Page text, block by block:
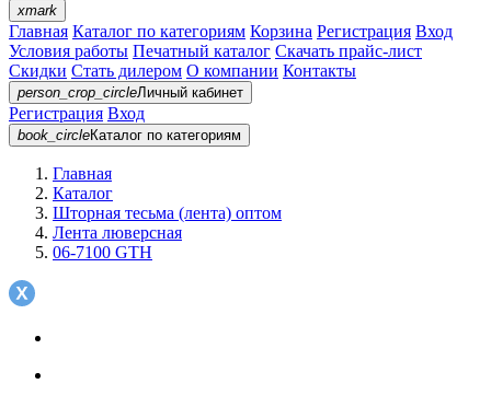
xmark
Главная Каталог по категориям Корзина Регистрация Вход
Условия работы Печатный каталог Скачать прайс-лист
Скидки Стать дилером О компании Контакты
person_crop_circleЛичный кабинет
Регистрация Вход
book_circleКаталог по категориям
Главная
Каталог
Шторная тесьма (лента) оптом
Лента люверсная
06-7100 GTH